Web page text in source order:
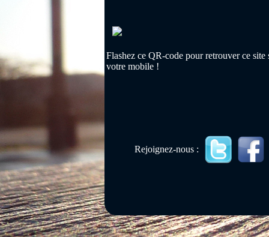
Flashez ce QR-code pour retrouver ce site
votre mobile !
Rejoignez-nous :